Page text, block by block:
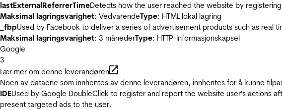
lastExternalReferrerTimeDetects how the user reached the website by registering
Maksimal lagringsvarighet: VedvarendeType: HTML lokal lagring
_fbpUsed by Facebook to deliver a series of advertisement products such as real
Maksimal lagringsvarighet: 3 månederType: HTTP-informasjonskapsel
Google
3
Lær mer om denne leverandøren
Noen av dataene som innhentes av denne leverandøren, innhentes for å kunne
IDEUsed by Google DoubleClick to register and report the website user's actions
present targeted ads to the user.